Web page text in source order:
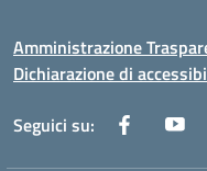
Amministrazione
Dichiarazione di
Seguici su: